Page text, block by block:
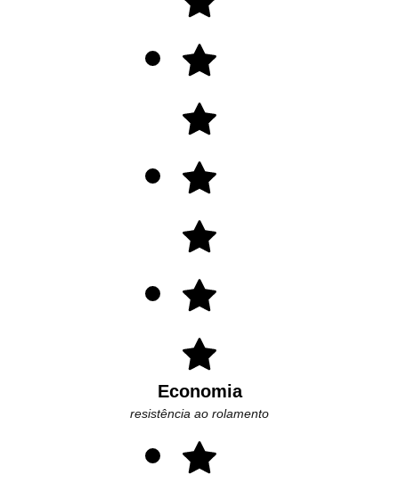
Economia
resistência ao rolamento